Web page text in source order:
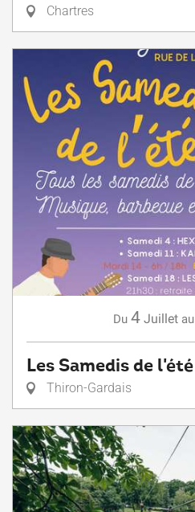
Chartres
Du 4 Juillet au
Les Samedis de l'été
Thiron-Gardais